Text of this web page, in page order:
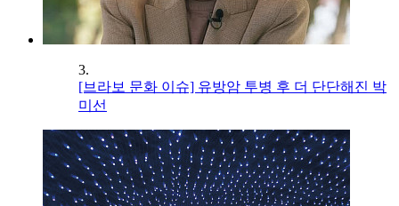
3.
[브라보 문화 이슈] 유방암 투병 후 더 단단해진 박
미선